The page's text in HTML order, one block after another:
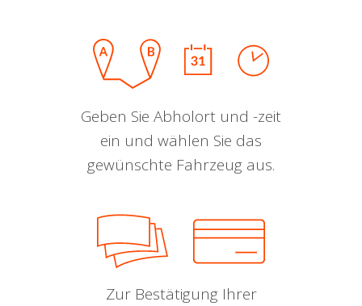
Geben Sie Abholort und -zeit
ein und wählen Sie das
gewünschte Fahrzeug aus.
Zur Bestätigung Ihrer